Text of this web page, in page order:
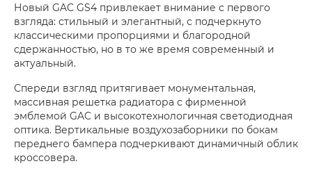
Новый GAC GS4 привлекает внимание с первого
взгляда: стильный и элегантный, с подчеркнуто
классическими пропорциями и благородной
сдержанностью, но в то же время современный и
актуальный.
Спереди взгляд притягивает монументальная,
массивная решетка радиатора с фирменной
эмблемой GAC и высокотехнологичная светодиодная
оптика. Вертикальные воздухозаборники по бокам
переднего бампера подчеркивают динамичный облик
кроссовера.